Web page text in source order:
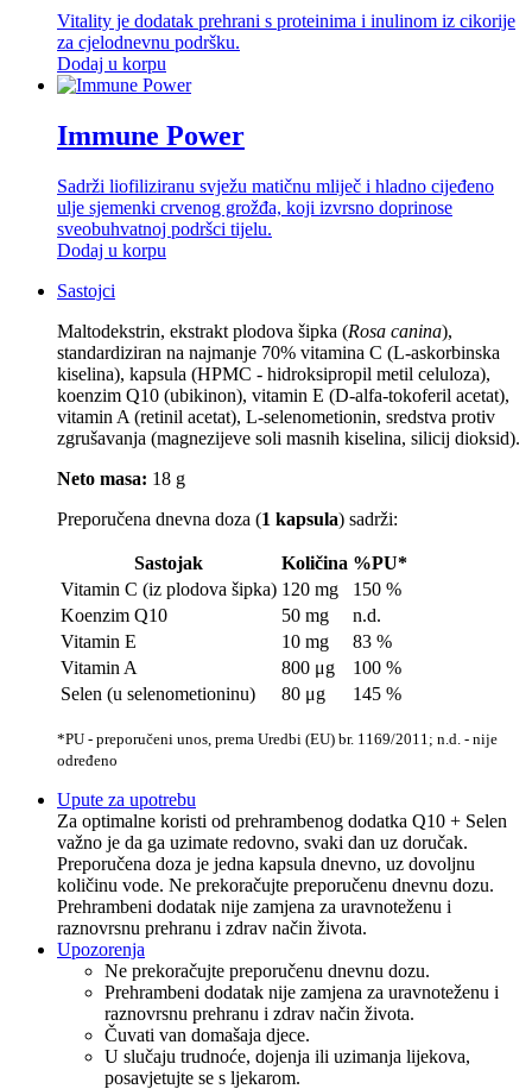
Vitality je dodatak prehrani s proteinima i inulinom iz cikorije
za cjelodnevnu podršku.
Dodaj u korpu
Immune Power
Sadrži liofiliziranu svježu matičnu mliječ i hladno cijeđeno
ulje sjemenki crvenog grožđa, koji izvrsno doprinose
sveobuhvatnoj podršci tijelu.
Dodaj u korpu
Sastojci
Maltodekstrin, ekstrakt plodova šipka (Rosa canina),
standardiziran na najmanje 70% vitamina C (L-askorbinska
kiselina), kapsula (HPMC - hidroksipropil metil celuloza),
koenzim Q10 (ubikinon), vitamin E (D-alfa-tokoferil acetat),
vitamin A (retinil acetat), L-selenometionin, sredstva protiv
zgrušavanja (magnezijeve soli masnih kiselina, silicij dioksid).
Neto masa: 18 g
Preporučena dnevna doza (1 kapsula) sadrži:
Sastojak Količina %PU*
Vitamin C (iz plodova šipka) 120 mg
150 %
Koenzim Q10
50 mg
n.d.
Vitamin E
10 mg
83 %
Vitamin A
800 μg
100 %
Selen (u selenometioninu)
80 μg 145 %
*PU - preporučeni unos, prema Uredbi (EU) br. 1169/2011; n.d. - nije
određeno
Upute za upotrebu
Za optimalne koristi od prehrambenog dodatka Q10 + Selen
važno je da ga uzimate redovno, svaki dan uz doručak.
Preporučena doza je jedna kapsula dnevno, uz dovoljnu
količinu vode. Ne prekoračujte preporučenu dnevnu dozu.
Prehrambeni dodatak nije zamjena za uravnoteženu i
raznovrsnu prehranu i zdrav način života.
Upozorenja
Ne prekoračujte preporučenu dnevnu dozu.
Prehrambeni dodatak nije zamjena za uravnoteženu i
raznovrsnu prehranu i zdrav način života.
Čuvati van domašaja djece.
U slučaju trudnoće, dojenja ili uzimanja lijekova,
posavjetujte se s ljekarom.